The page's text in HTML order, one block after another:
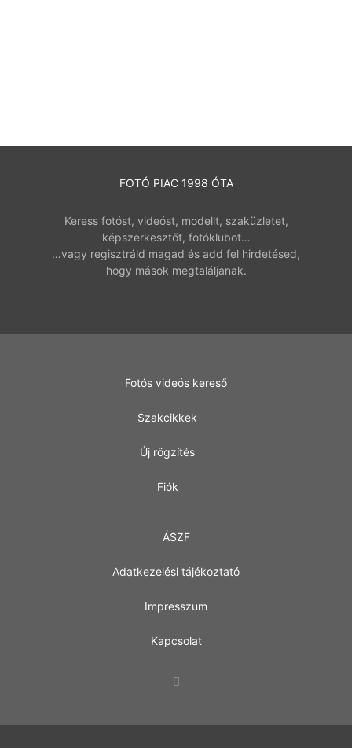
FOTÓ PIAC 1998 ÓTA
Keress fotóst, videóst, modellt, szaküzletet,
képszerkesztőt, fotóklubot…
…vagy regisztráld magad és add fel hirdetésed,
hogy mások megtaláljanak.
Fotós videós kereső
Szakcikkek
Új rögzítés
Fiók
ÁSZF
Adatkezelési tájékoztató
Impresszum
Kapcsolat